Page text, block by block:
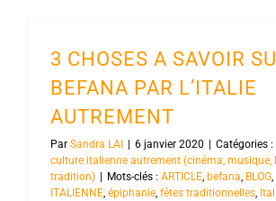
3 CHOSES A SAVOIR
BEFANA PAR L’ITALIE
AUTREMENT
Par Sandra LAI 6 janvier 2020 Catégories :
culture italienne autrement (cinéma, musique,
tradition)
Mots-clés : ARTICLE, befana, BLOG,
ITALIENNE, épiphanie, fêtes traditionnelles,